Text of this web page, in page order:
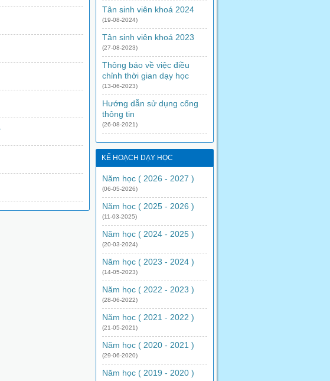
Tân sinh viên khoá 2024
(19-08-2024)
Tân sinh viên khoá 2023
(27-08-2023)
Thông báo về việc điều
chỉnh thời gian dạy học
(13-06-2023)
Hướng dẫn sử dụng cổng
thông tin
(26-08-2021)
KẾ HOẠCH DẠY HỌC
Năm học ( 2026 - 2027 )
(06-05-2026)
Năm học ( 2025 - 2026 )
(11-03-2025)
Năm học ( 2024 - 2025 )
(20-03-2024)
Năm học ( 2023 - 2024 )
(14-05-2023)
Năm học ( 2022 - 2023 )
(28-06-2022)
Năm học ( 2021 - 2022 )
(21-05-2021)
Năm học ( 2020 - 2021 )
(29-06-2020)
Năm học ( 2019 - 2020 )